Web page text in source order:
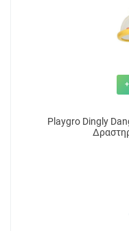
Playgro Dingly